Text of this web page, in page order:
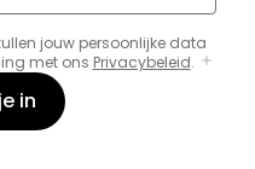
jouw persoonlijke data
met ons Privacybeleid.
in